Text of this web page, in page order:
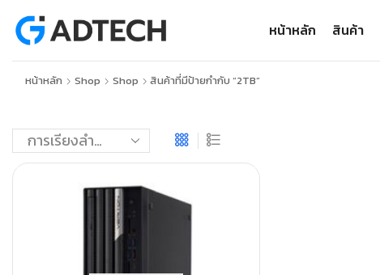
หน้าหลัก สินค้า
หน้าหลัก Shop Shop สินค้าที่มีป้ายกำกับ “2TB”